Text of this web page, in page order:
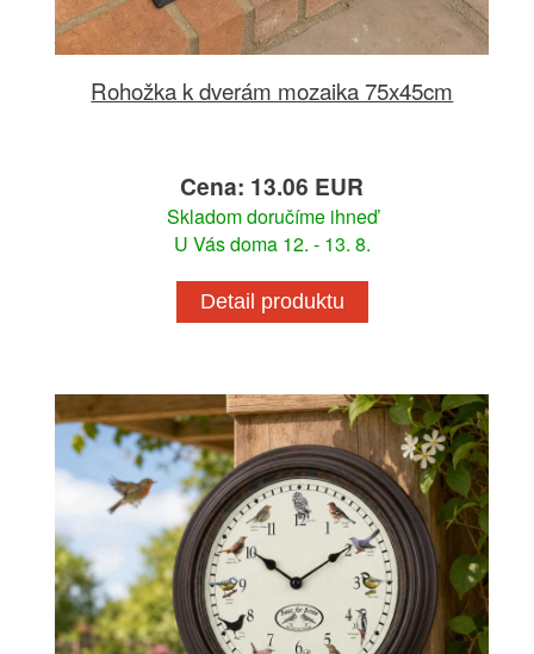
Rohožka k dverám mozaika 75x45cm
Cena: 13.06 EUR
Skladom doručíme ihneď
U Vás doma 12. - 13. 8.
Detail produktu